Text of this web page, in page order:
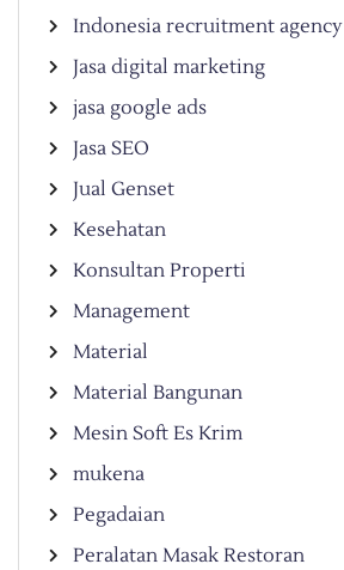
Indonesia recruitment agency
Jasa digital marketing
jasa google ads
Jasa SEO
Jual Genset
Kesehatan
Konsultan Properti
Management
Material
Material Bangunan
Mesin Soft Es Krim
mukena
Pegadaian
Peralatan Masak Restoran